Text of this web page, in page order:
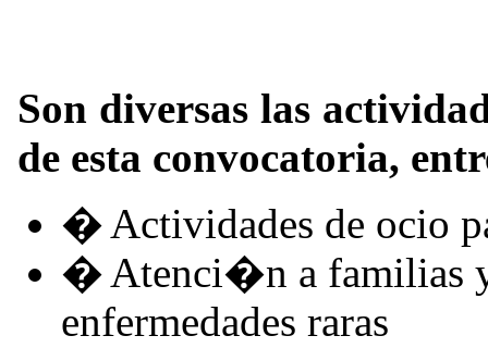
Son diversas las
de esta convocatoria,
�Actividades de ocio
�Atenci�n a familias
enfermedades raras